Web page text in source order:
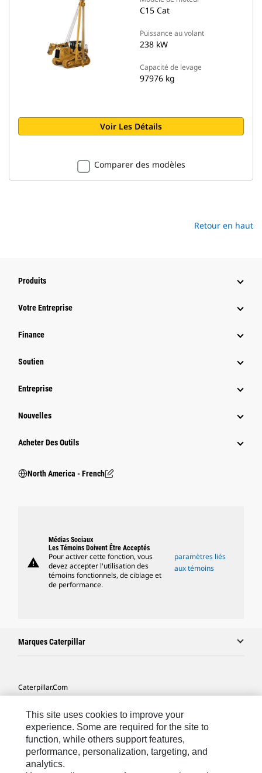
C15 Cat
Puissance au volant
238 kW
Capacité de levage
97976 kg
Voir Les Détails
Comparer des modèles
Retour en haut
Produits
Votre Entreprise
Finance
Soutien
Entreprise
Nouvelles
Acheter Des Outils
North America - French
warning
Médias Sociaux
Les Témoins Doivent Être Acceptés
Pour activer cette fonction, vous
devez accepter l'utilisation des
témoins fonctionnels, de ciblage et
de performance.
paramètres liés
aux témoins
Marques Caterpillar
Caterpillar.com
Mes Préférences Marketing
Plan Du Site
Cookie Settings
This site uses cookies to improve your
experience. Some are required for the site to
function, while others support features,
performance, personalization, targeting, and
analytics.